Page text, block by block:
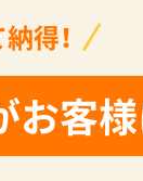
得！
客